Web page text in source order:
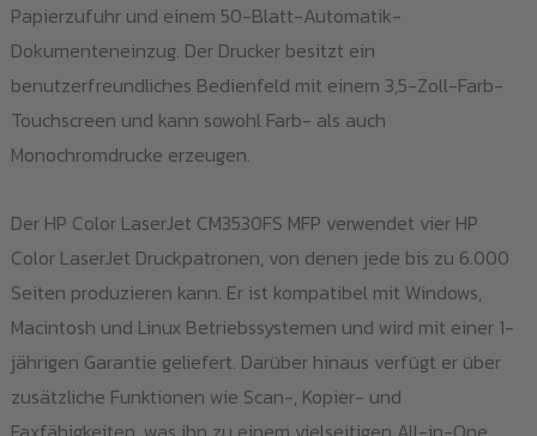
Papierzufuhr und einem 50-Blatt-Automatik-
Dokumenteneinzug. Der Drucker besitzt ein
benutzerfreundliches Bedienfeld mit einem 3,5-Zoll-Farb-
Touchscreen und kann sowohl Farb- als auch
Monochromdrucke erzeugen.
Der HP Color LaserJet CM3530FS MFP verwendet vier HP
Color LaserJet Druckpatronen, von denen jede bis zu 6.000
Seiten produzieren kann. Er ist kompatibel mit Windows,
Macintosh und Linux Betriebssystemen und wird mit einer 1-
jährigen Garantie geliefert. Darüber hinaus verfügt er über
zusätzliche Funktionen wie Scan-, Kopier- und